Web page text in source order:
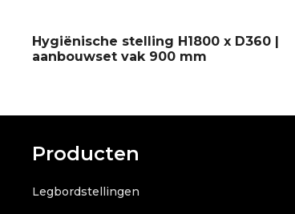
Hygiënische stelling H1800 x D360 |
aanbouwset vak 900 mm
Producten
Legbordstellingen